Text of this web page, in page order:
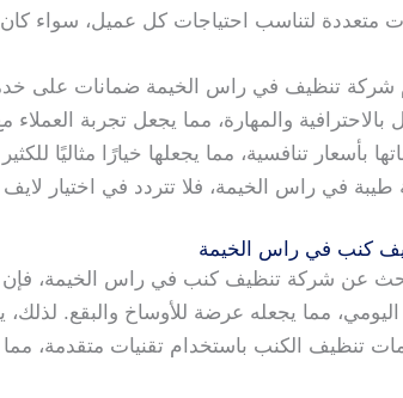
متعددة لتناسب احتياجات كل عميل، سواء
شركة تنظيف في راس الخيمة ضمانات على
بالاحترافية والمهارة، مما يجعل تجربة
بأسعار تنافسية، مما يجعلها خيارًا
في راس الخيمة، فلا تتردد في اختيار لايف
كنب في راس الخيمة
عن شركة تنظيف كنب في راس الخيمة،
اليومي، مما يجعله عرضة للأوساخ والبقع.
تنظيف الكنب باستخدام تقنيات متقدمة،